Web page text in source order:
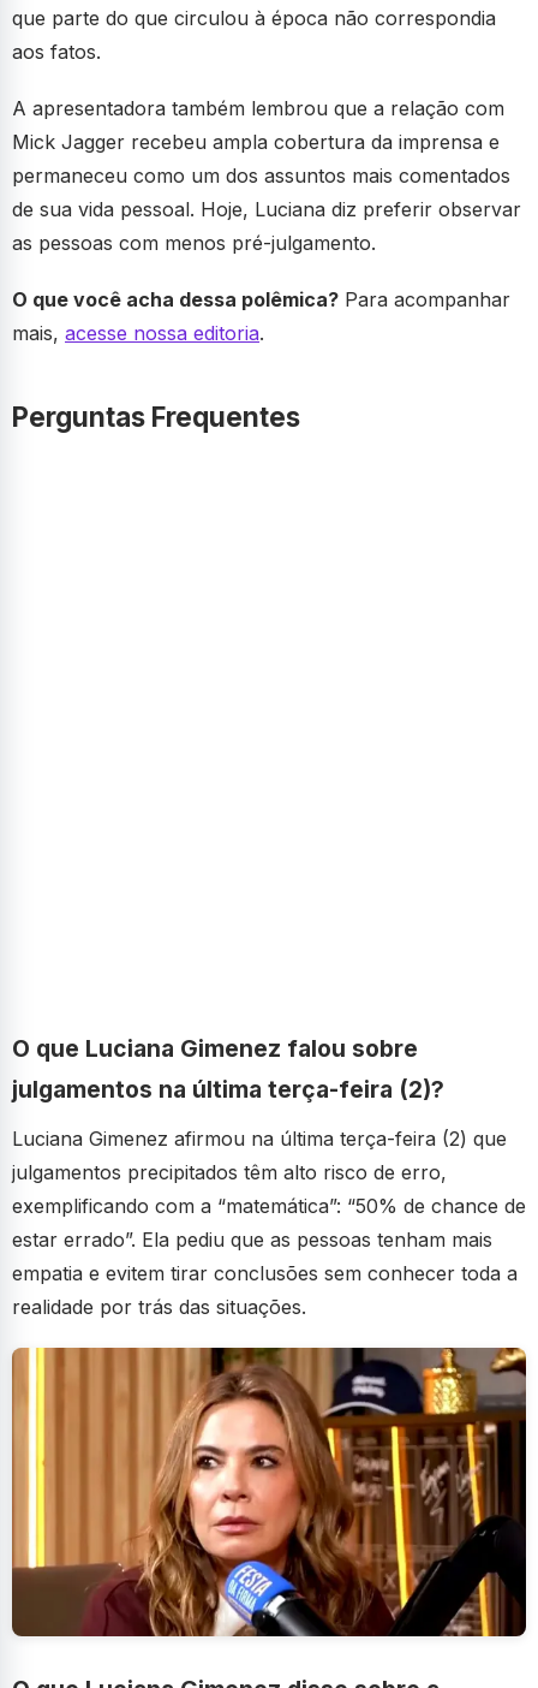
que parte do que circulou à época não correspondia
aos fatos.
A apresentadora também lembrou que a relação com
Mick Jagger recebeu ampla cobertura da imprensa e
permaneceu como um dos assuntos mais comentados
de sua vida pessoal. Hoje, Luciana diz preferir observar
as pessoas com menos pré-julgamento.
O que você acha dessa polêmica? Para acompanhar
mais, acesse nossa editoria.
Perguntas Frequentes
O que Luciana Gimenez falou sobre
julgamentos na última terça-feira (2)?
Luciana Gimenez afirmou na última terça-feira (2) que
julgamentos precipitados têm alto risco de erro,
exemplificando com a “matemática”: “50% de chance de
estar errado”. Ela pediu que as pessoas tenham mais
empatia e evitem tirar conclusões sem conhecer toda a
realidade por trás das situações.